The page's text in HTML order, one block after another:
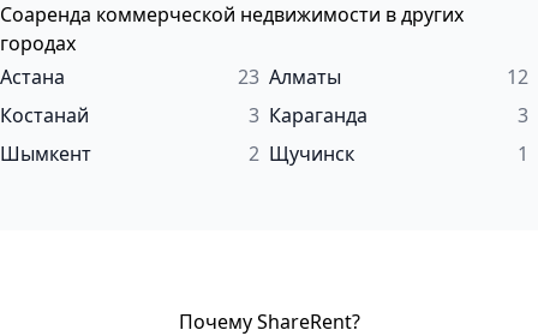
Соаренда коммерческой недвижимости в других
городах
Астана
23 Алматы
12
Костанай
3 Караганда
3
Шымкент
2 Щучинск 1
Почему ShareRent?